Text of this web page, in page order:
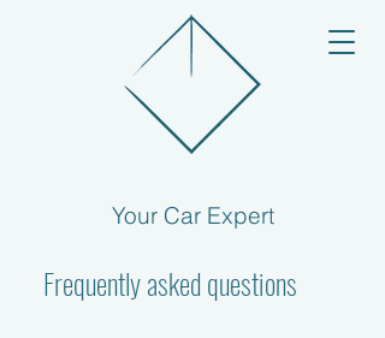
Your Car Expert
Frequently asked questions